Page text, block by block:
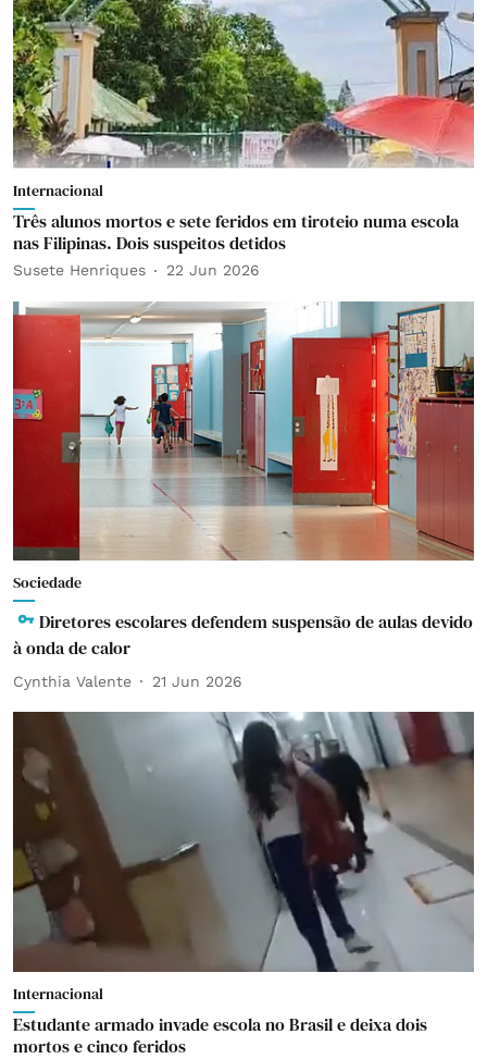
Internacional
Três alunos mortos e sete feridos em tiroteio numa escola
nas Filipinas. Dois suspeitos detidos
Susete Henriques 22 Jun 2026
Sociedade
Diretores escolares defendem suspensão de aulas devido
à onda de calor
Cynthia Valente 21 Jun 2026
Internacional
Estudante armado invade escola no Brasil e deixa dois
mortos e cinco feridos